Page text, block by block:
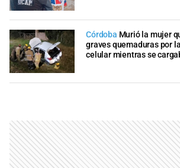
Córdoba Murió la mujer
graves quemaduras por
celular mientras se